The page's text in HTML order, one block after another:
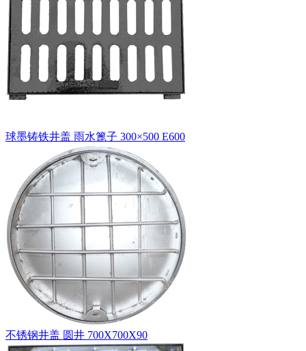
球墨铸铁井盖 雨水篦子 300×500 E600
不锈钢井盖 圆井 700X700X90